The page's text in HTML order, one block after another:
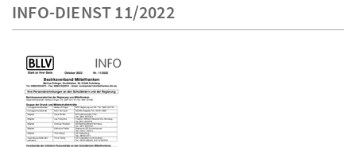
INFO-DIENST 11/2022